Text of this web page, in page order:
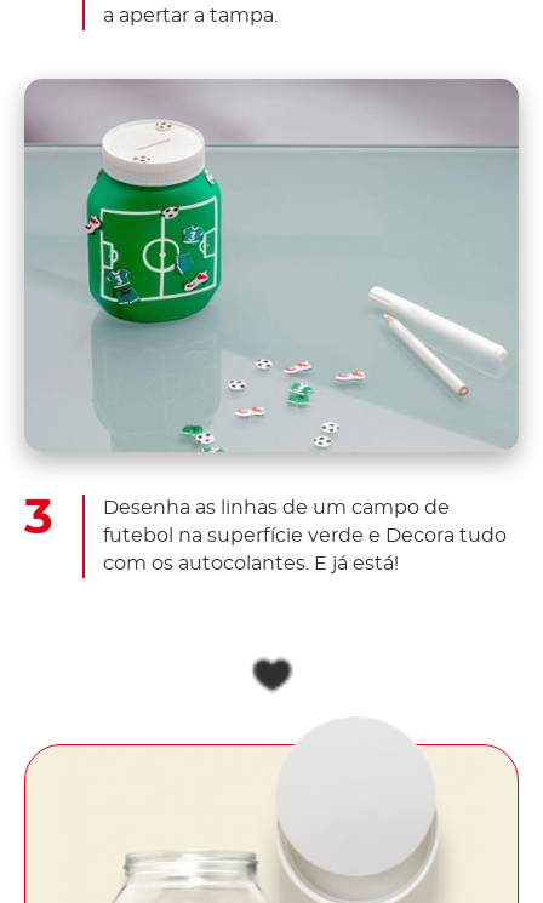
a apertar a tampa.
Desenha as linhas de um campo de
futebol na superfície verde e Decora tudo
com os autocolantes. E já está!